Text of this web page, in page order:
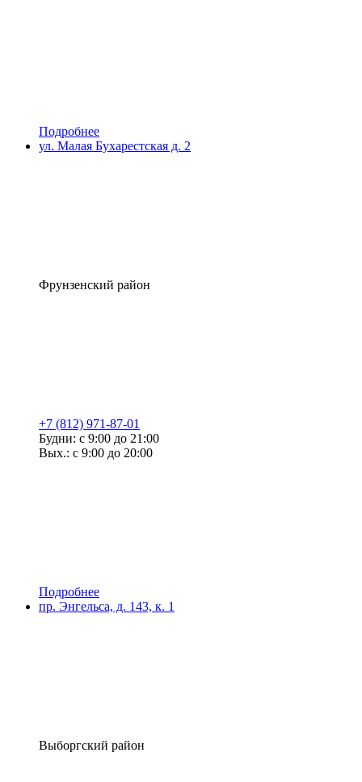
Подробнее
ул. Малая Бухарестская д. 2
Фрунзенский район
+7 (812) 971-87-01
Будни: с 9:00 до 21:00
Вых.: с 9:00 до 20:00
Подробнее
пр. Энгельса, д. 143, к. 1
Выборгский район